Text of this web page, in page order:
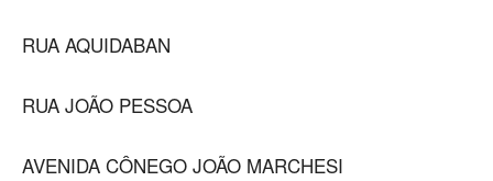
RUA AQUIDABAN
RUA JOÃO PESSOA
AVENIDA CÔNEGO JOÃO MARCHESI